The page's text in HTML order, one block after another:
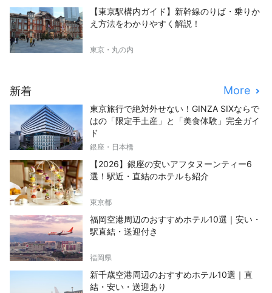
【東京駅構内ガイド】新幹線のりば・乗りか
え方法をわかりやすく解説！
東京・丸の内
新着 More
東京旅行で絶対外せない！GINZA SIXならで
はの「限定手土産」と「美食体験」完全ガイ
ド
銀座・日本橋
【2026】銀座の安いアフタヌーンティー6
選！駅近・直結のホテルも紹介
東京都
福岡空港周辺のおすすめホテル10選｜安い・
駅直結・送迎付き
福岡県
新千歳空港周辺のおすすめホテル10選｜直
結・安い・送迎あり